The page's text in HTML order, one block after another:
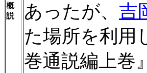
概
説
あったが、 吉
た場所を利用
巻通説編上巻